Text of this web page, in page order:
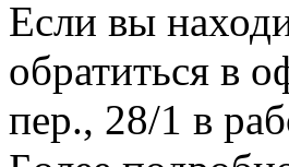
Если вы
обратиться в
пер., 28/1 в